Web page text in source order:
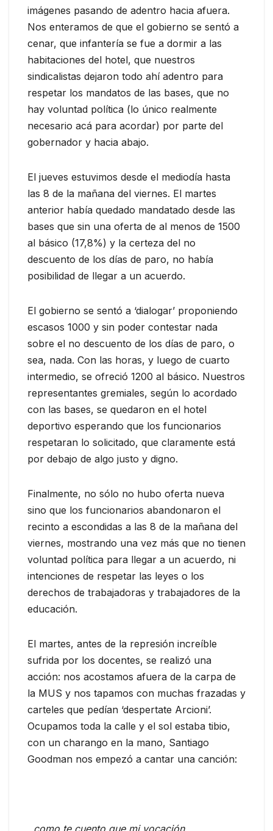
imágenes pasando de adentro hacia afuera.
Nos enteramos de que el gobierno se sentó a
cenar, que infantería se fue a dormir a las
habitaciones del hotel, que nuestros
sindicalistas dejaron todo ahí adentro para
respetar los mandatos de las bases, que no
hay voluntad política (lo único realmente
necesario acá para acordar) por parte del
gobernador y hacia abajo.
El jueves estuvimos desde el mediodía hasta
las 8 de la mañana del viernes. El martes
anterior había quedado mandatado desde las
bases que sin una oferta de al menos de 1500
al básico (17,8%) y la certeza del no
descuento de los días de paro, no había
posibilidad de llegar a un acuerdo.
El gobierno se sentó a ‘dialogar’ proponiendo
escasos 1000 y sin poder contestar nada
sobre el no descuento de los días de paro, o
sea, nada. Con las horas, y luego de cuarto
intermedio, se ofreció 1200 al básico. Nuestros
representantes gremiales, según lo acordado
con las bases, se quedaron en el hotel
deportivo esperando que los funcionarios
respetaran lo solicitado, que claramente está
por debajo de algo justo y digno.
Finalmente, no sólo no hubo oferta nueva
sino que los funcionarios abandonaron el
recinto a escondidas a las 8 de la mañana del
viernes, mostrando una vez más que no tienen
voluntad política para llegar a un acuerdo, ni
intenciones de respetar las leyes o los
derechos de trabajadoras y trabajadores de la
educación.
El martes, antes de la represión increíble
sufrida por los docentes, se realizó una
acción: nos acostamos afuera de la carpa de
la MUS y nos tapamos con muchas frazadas y
carteles que pedían ‘despertate Arcioni’.
Ocupamos toda la calle y el sol estaba tibio,
con un charango en la mano, Santiago
Goodman nos empezó a cantar una canción: